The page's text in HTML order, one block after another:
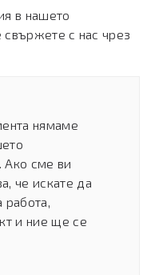
в нашето
с нас чрез
нямаме
Ако сме ви
че искате да
работа,
и ние ще се